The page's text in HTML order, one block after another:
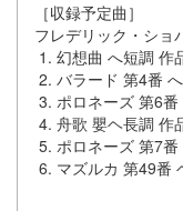
［収録予定曲］
フレデリック・ショ
幻想曲 へ短調 作
バラード 第4番
ポロネーズ 第6番
舟歌 嬰ヘ長調 作
ポロネーズ 第7番
マズルカ 第49番